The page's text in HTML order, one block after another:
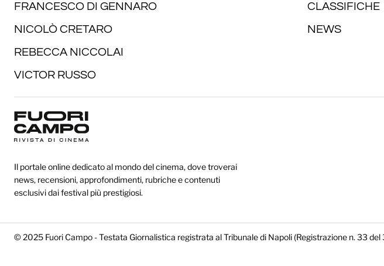
Il portale online dedicato al mondo del cinema, dove troverai
news, recensioni, approfondimenti, rubriche e contenuti
esclusivi dai festival più prestigiosi.
FRANCESCO DI GENNARO
NICOLÒ CRETARO
REBECCA NICCOLAI
VICTOR RUSSO
CLASSIFICHE
NEWS
© 2025 Fuori Campo - Testata Giornalistica registrata al Tribunale di Napoli (Registrazione n. 33